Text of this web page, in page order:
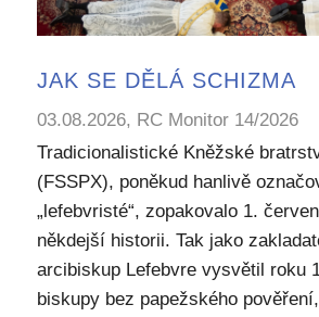
JAK SE DĚLÁ SCHIZMA
03.08.2026, RC Monitor 14/2026
Tradicionalistické Kněžské
(FSSPX), poněkud hanlivě
„lefebvristé“, zopakovalo 1.
někdejší historii. Tak jako
arcibiskup Lefebvre vysvětil roku
biskupy bez papežského